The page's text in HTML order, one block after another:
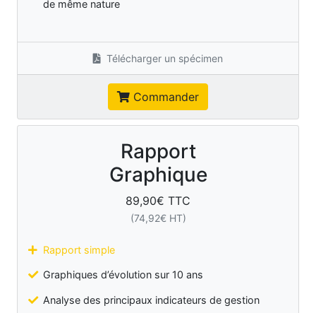
de même nature
Télécharger un spécimen
Commander
Rapport
Graphique
89,90€ TTC
(74,92€ HT)
Rapport simple
Graphiques d’évolution sur 10 ans
Analyse des principaux indicateurs de gestion